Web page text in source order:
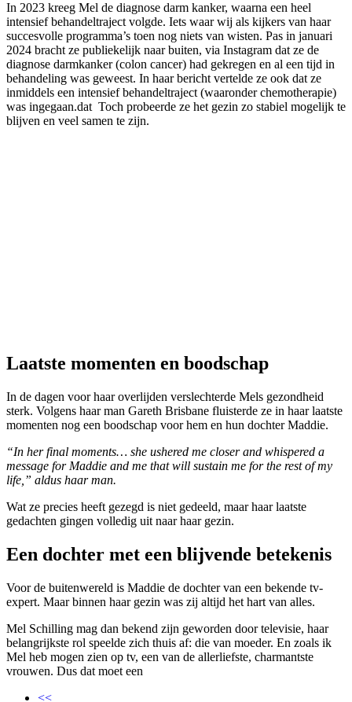
In 2023 kreeg Mel de diagnose darm kanker, waarna een heel
intensief behandeltraject volgde. Iets waar wij als kijkers van haar
succesvolle programma’s toen nog niets van wisten. Pas in januari
2024 bracht ze publiekelijk naar buiten, via Instagram dat ze de
diagnose darmkanker (colon cancer) had gekregen en al een tijd in
behandeling was geweest. In haar bericht vertelde ze ook dat ze
inmiddels een intensief behandeltraject (waaronder chemotherapie)
was ingegaan.dat Toch probeerde ze het gezin zo stabiel mogelijk te
blijven en veel samen te zijn.
Laatste momenten en boodschap
In de dagen voor haar overlijden verslechterde Mels gezondheid
sterk. Volgens haar man Gareth Brisbane fluisterde ze in haar laatste
momenten nog een boodschap voor hem en hun dochter Maddie.
“In her final moments… she ushered me closer and whispered a
message for Maddie and me that will sustain me for the rest of my
life,” aldus haar man.
Wat ze precies heeft gezegd is niet gedeeld, maar haar laatste
gedachten gingen volledig uit naar haar gezin.
Een dochter met een blijvende betekenis
Voor de buitenwereld is Maddie de dochter van een bekende tv-
expert. Maar binnen haar gezin was zij altijd het hart van alles.
Mel Schilling mag dan bekend zijn geworden door televisie, haar
belangrijkste rol speelde zich thuis af: die van moeder. En zoals ik
Mel heb mogen zien op tv, een van de allerliefste, charmantste
vrouwen. Dus dat moet een
<<